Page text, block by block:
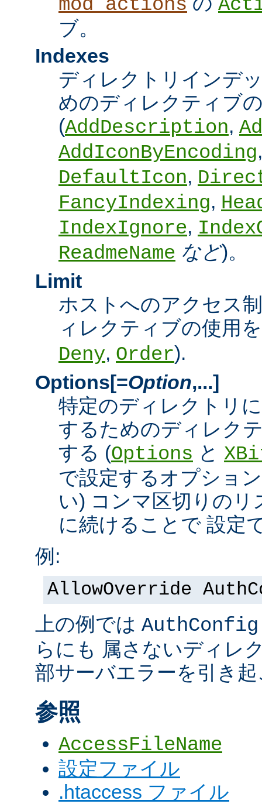
mod_actions
ブ。
Indexes
ディレクトリインデ
めのディレクティブ
(AddDescription,
AddIconByEncoding
DefaultIcon,
FancyIndexing,
IndexIgnore,
ReadmeName など)。
Limit
ホストへのアクセス
ィレクティブの使用
Deny, Order).
Options[=Option,...]
特定のディレクトリ
するためのディレク
する (Options と
で設定するオプショ
い) コンマ区切りの
に続けることで 設定
例:
AllowOverride
上の例では AuthConfig
らにも 属さないディレ
部サーバエラーを引き
参照
AccessFileName
設定ファイル
.htaccess ファイル